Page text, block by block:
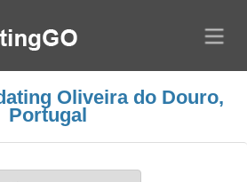
Oliveira do Douro,
Portugal